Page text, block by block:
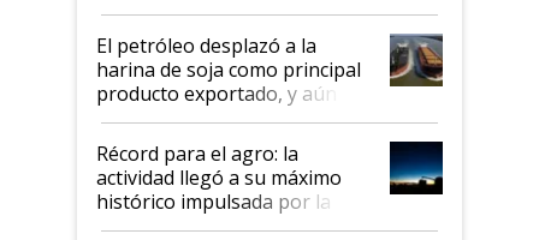
El petróleo desplazó a la
harina de soja como principal
producto exportado, y aún así
el agro aportó casi seis de cada
diez dólares y sostuvo el
liderazgo en un semestre
récord
Récord para el agro: la
actividad llegó a su máximo
histórico impulsada por la
cosecha y las exportaciones